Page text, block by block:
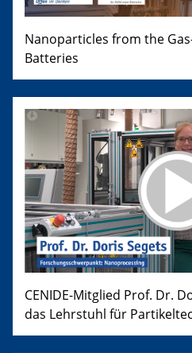
Nanoparticles from the
Batteries
CENIDE-Mitglied Prof. Dr.
das Lehrstuhl für